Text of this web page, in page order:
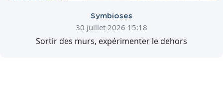
Symbioses
30 juillet 2026 15:18
Sortir des murs, expérimenter le dehors